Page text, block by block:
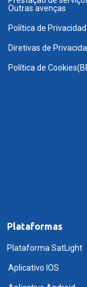
Outras avenças
Política de
Diretivas de
Política de
Plataformas
Plataforma SatLight
Aplicativo IOS